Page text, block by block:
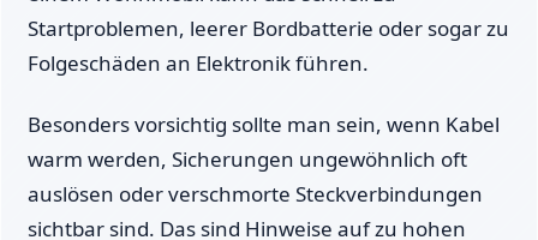
Startproblemen, leerer Bordbatterie oder sogar zu
Folgeschäden an Elektronik führen.
Besonders vorsichtig sollte man sein, wenn Kabel
warm werden, Sicherungen ungewöhnlich oft
auslösen oder verschmorte Steckverbindungen
sichtbar sind. Das sind Hinweise auf zu hohen